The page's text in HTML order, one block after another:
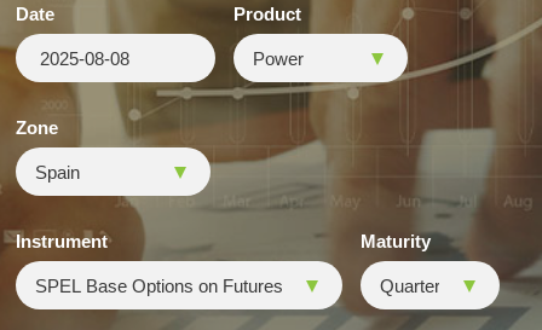
Date Product
Zone
Instrument Maturity